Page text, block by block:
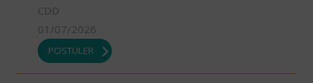
CDD
01/07/2026
POSTULER